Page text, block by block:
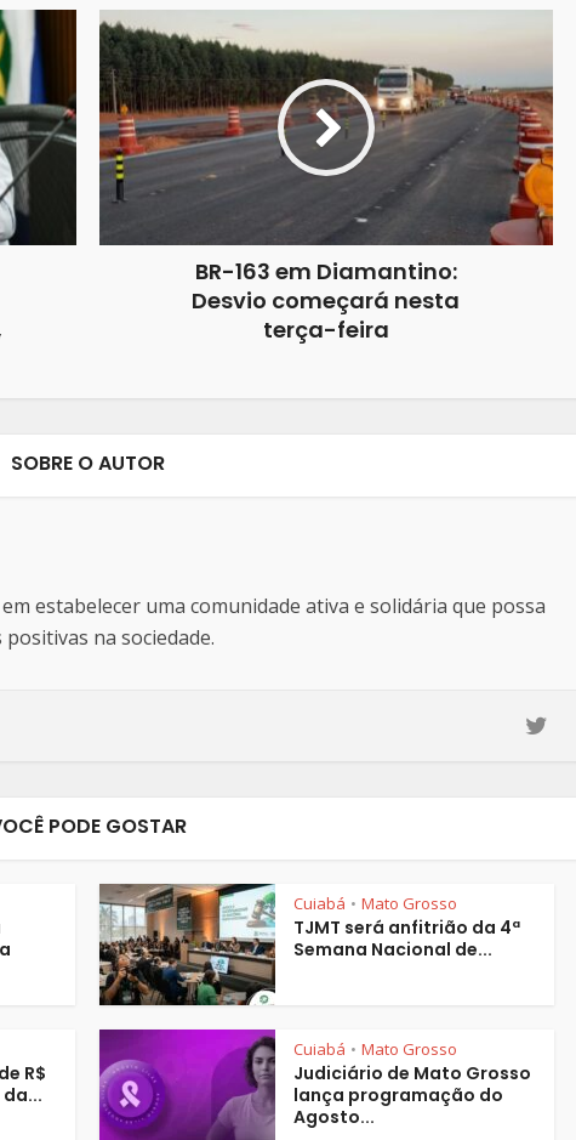
BR-163 em Diamantino:
Desvio começará nesta
terça-feira
SOBRE O AUTOR
estabelecer uma comunidade ativa e solidária que possa
na sociedade.
PODE GOSTAR
Cuiabá • Mato Grosso
TJMT será anfitrião da 4ª
Semana Nacional de...
R$
Cuiabá • Mato Grosso
Judiciário de Mato Grosso
lança programação do
Agosto...